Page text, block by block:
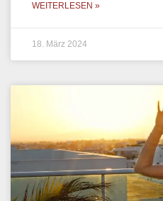
WEITERLESEN »
18. März 2024